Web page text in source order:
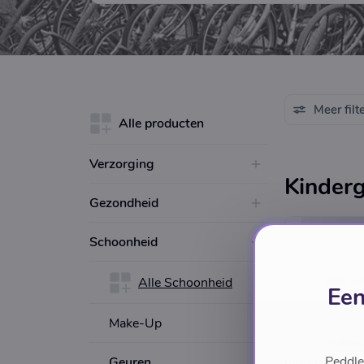
Alle producten
Verzorging
Gezondheid
Schoonheid
Alle Schoonheid
Make-Up
Meer